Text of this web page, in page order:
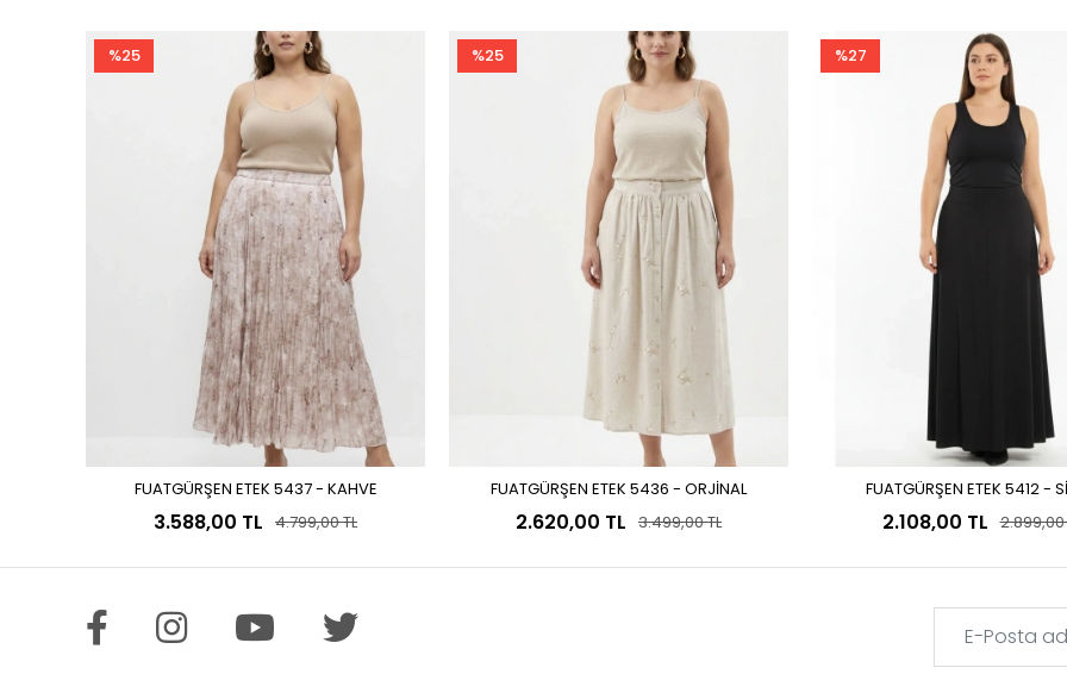
%25
Sepete Ekle
FUATGÜRŞEN ETEK 5437 - KAHVE
3.588,00 TL 4.799,00 TL
%25
Sepete Ekle
FUATGÜRŞEN ETEK 5436 - ORJİNAL
2.620,00 TL 3.499,00 TL
%27
Sepete Ekle
FUATGÜRŞEN ETEK 5412 -
2.108,00 TL 2.899,00